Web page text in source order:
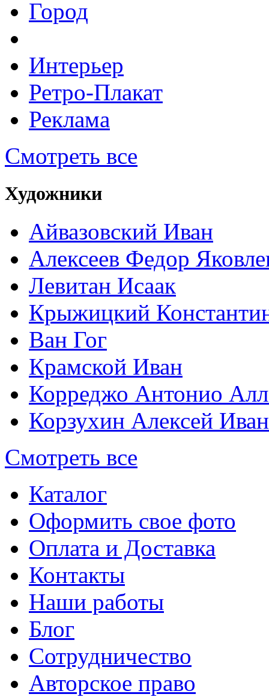
Город
Интерьер
Ретро-Плакат
Реклама
Смотреть все
Художники
Айвазовский Иван
Алексеев Федор
Левитан Исаак
Крыжицкий
Ван Гог
Крамской Иван
Корреджо Антонио
Корзухин Алексей
Смотреть все
Каталог
Оформить свое фото
Оплата и Доставка
Контакты
Наши работы
Блог
Сотрудничество
Авторское право